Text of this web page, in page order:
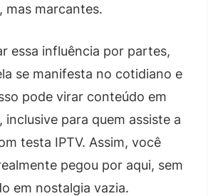
mas marcantes.
essa influência por partes,
se manifesta no cotidiano e
pode virar conteúdo em
inclusive para quem assiste a
testa IPTV. Assim, você
pegou por aqui, sem
em nostalgia vazia.